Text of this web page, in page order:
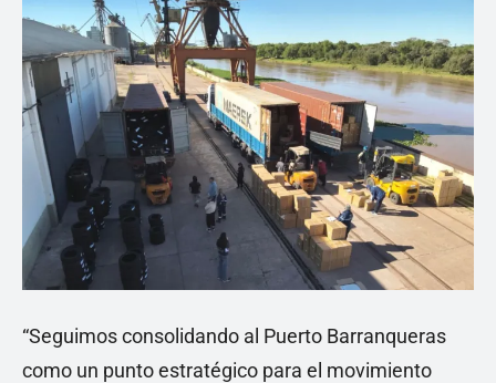
“Seguimos consolidando al Puerto Barranqueras
como un punto estratégico para el movimiento